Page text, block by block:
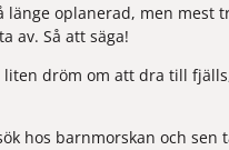
länge oplanerad, men mest
av. Så att säga!
liten dröm om att dra till
hos barnmorskan och sen